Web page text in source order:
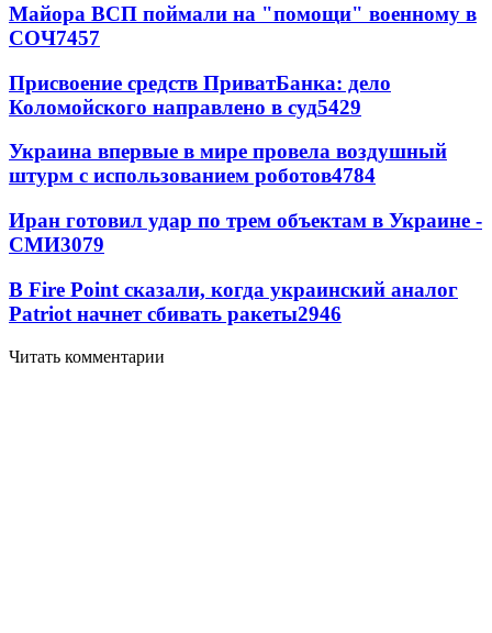
Майора ВСП поймали на "помощи" военному в
СОЧ7457
Присвоение средств ПриватБанка: дело
Коломойского направлено в суд5429
Украина впервые в мире провела воздушный
штурм с использованием роботов4784
Иран готовил удар по трем объектам в Украине -
СМИ3079
В Fire Point сказали, когда украинский аналог
Patriot начнет сбивать ракеты2946
Читать комментарии